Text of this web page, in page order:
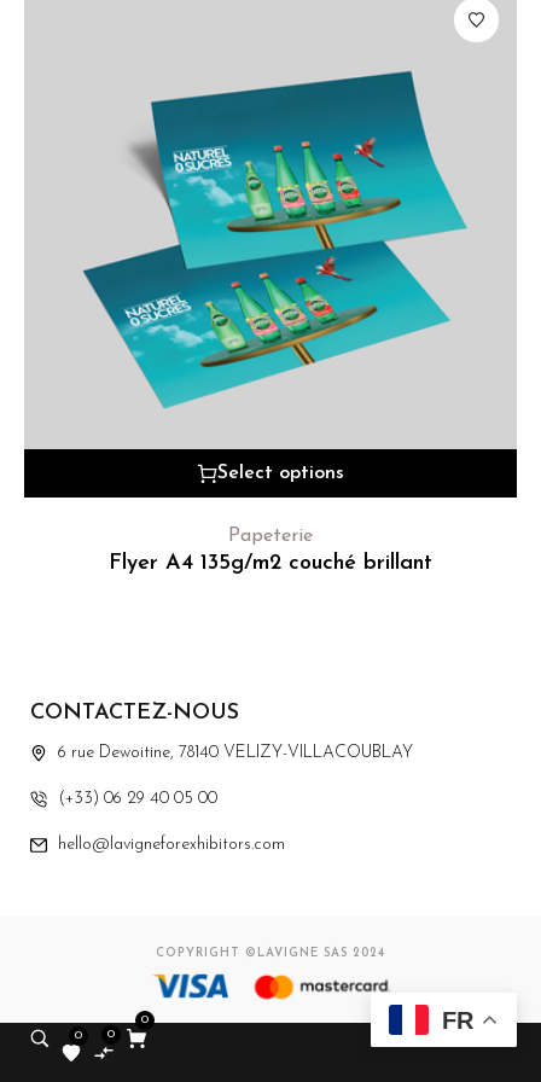
Select options
Papeterie
Flyer A4 135g/m2 couché brillant
CONTACTEZ-NOUS
6 rue Dewoitine, 78140 VELIZY-VILLACOUBLAY
(+33) 06 29 40 05 00
hello@lavigneforexhibitors.com
COPYRIGHT ©LAVIGNE SAS 2024
0 0
0 FR